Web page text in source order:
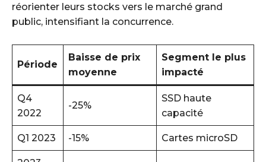
réorienter leurs stocks vers le marché grand
public, intensifiant la concurrence.
Période
Baisse de prix
moyenne
Segment le plus
impacté
Q4
2022
-25%
SSD haute
capacité
Q1 2023 -15% Cartes microSD